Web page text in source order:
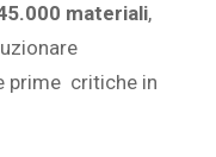
materiali,
prime critiche in